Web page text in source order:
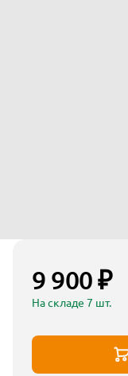
9 900 ₽
На складе 7 шт.